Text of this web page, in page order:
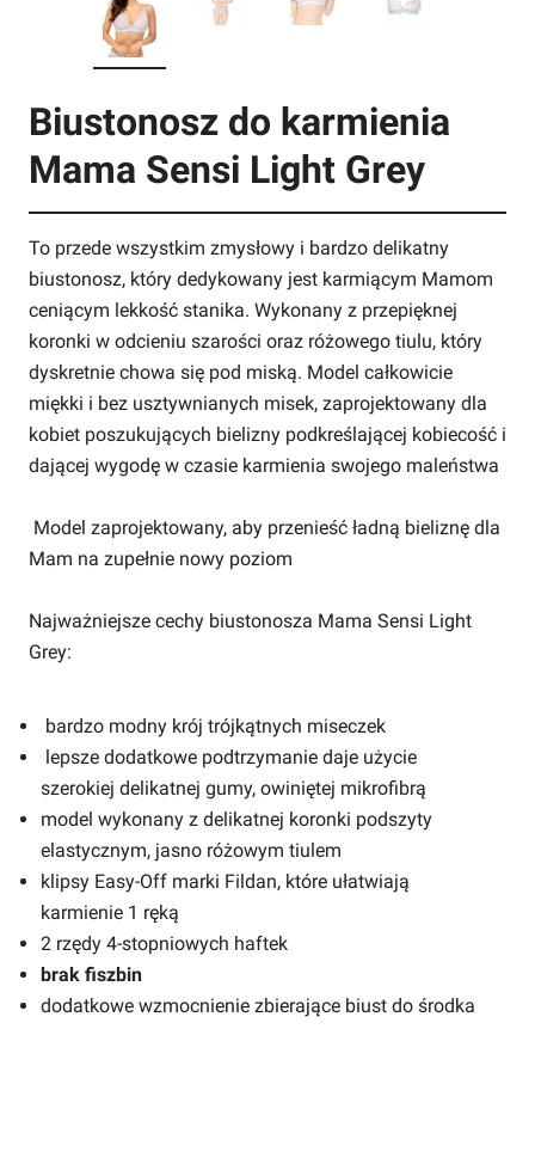
Biustonosz do karmienia
Mama Sensi Light Grey
To przede wszystkim zmysłowy i bardzo delikatny
biustonosz, który dedykowany jest karmiącym Mamom
ceniącym lekkość stanika. Wykonany z przepięknej
koronki w odcieniu szarości oraz różowego tiulu, który
dyskretnie chowa się pod miską. Model całkowicie
miękki i bez usztywnianych misek, zaprojektowany dla
kobiet poszukujących bielizny podkreślającej kobiecość i
dającej wygodę w czasie karmienia swojego maleństwa
Model zaprojektowany, aby przenieść ładną bieliznę dla
Mam na zupełnie nowy poziom
Najważniejsze cechy biustonosza Mama Sensi Light
Grey:
bardzo modny krój trójkątnych miseczek
lepsze dodatkowe podtrzymanie daje użycie
szerokiej delikatnej gumy, owiniętej mikrofibrą
model wykonany z delikatnej koronki podszyty
elastycznym, jasno różowym tiulem
klipsy Easy-Off marki Fildan, które ułatwiają
karmienie 1 ręką
2 rzędy 4-stopniowych haftek
brak fiszbin
dodatkowe wzmocnienie zbierające biust do środka